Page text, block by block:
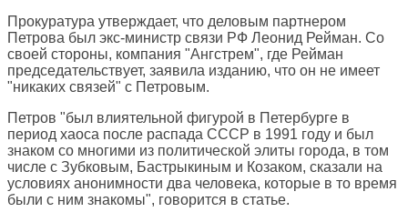
Прокуратура утверждает, что деловым партнером
Петрова был экс-министр связи РФ Леонид Рейман. Со
своей стороны, компания "Ангстрем", где Рейман
председательствует, заявила изданию, что он не имеет
"никаких связей" с Петровым.
Петров "был влиятельной фигурой в Петербурге в
период хаоса после распада СССР в 1991 году и был
знаком со многими из политической элиты города, в том
числе с Зубковым, Бастрыкиным и Козаком, сказали на
условиях анонимности два человека, которые в то время
были с ним знакомы", говорится в статье.